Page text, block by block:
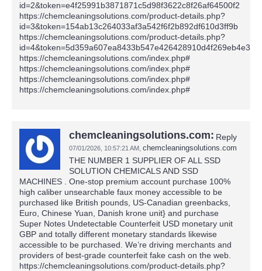
id=2&token=e4f25991b3871871c5d98f3622c8f26af64500f2
https://chemcleaningsolutions.com/product-details.php?
id=3&token=154ab13c264033af3a542f6f2b892df610d3ff9b
https://chemcleaningsolutions.com/product-details.php?
id=4&token=5d359a607ea8433b547e426428910d4f269eb4e3
https://chemcleaningsolutions.com/index.php#
https://chemcleaningsolutions.com/index.php#
https://chemcleaningsolutions.com/index.php#
https://chemcleaningsolutions.com/index.php#
chemcleaningsolutions.com:
07/01/2026, 10:57:21 AM chemcleaningsolutions.com
Reply
THE NUMBER 1 SUPPLIER OF ALL SSD
SOLUTION CHEMICALS AND SSD
MACHINES . One-stop premium account purchase 100%
high caliber unsearchable faux money accessible to be
purchased like British pounds, US-Canadian greenbacks,
Euro, Chinese Yuan, Danish krone unit} and purchase
Super Notes Undetectable Counterfeit USD monetary unit
GBP and totally different monetary standards likewise
accessible to be purchased. We’re driving merchants and
providers of best-grade counterfeit fake cash on the web.
https://chemcleaningsolutions.com/product-details.php?